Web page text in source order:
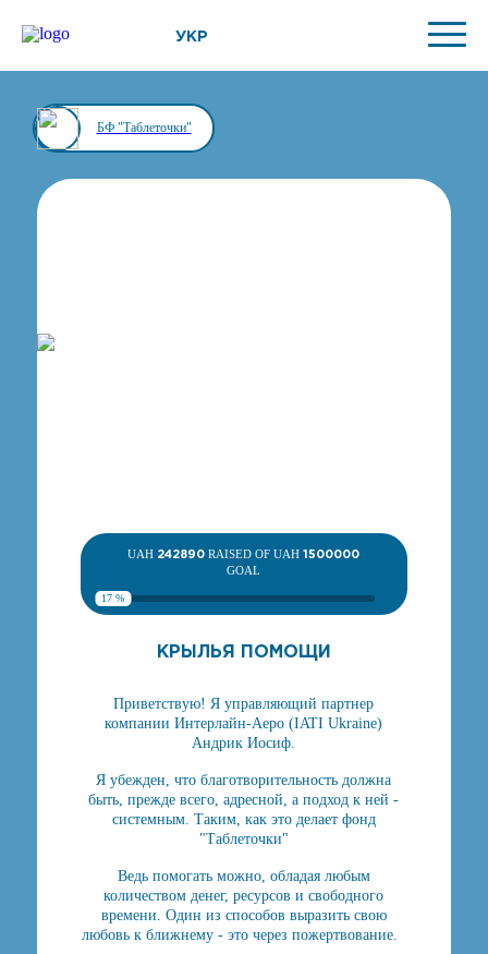
УКР
БФ "Таблеточки"
UAH 242890 RAISED OF UAH1500000
GOAL
17 %
КРЫЛЬЯ ПОМОЩИ
Приветствую! Я управляющий партнер
компании Интерлайн-Аеро (IATI Ukraine)
Андрик Иосиф.
Я убежден, что благотворительность должна
быть, прежде всего, адресной, а подход к ней -
системным. Таким, как это делает фонд
"Таблеточки"
Ведь помогать можно, обладая любым
количеством денег, ресурсов и свободного
времени. Один из способов выразить свою
любовь к ближнему - это через пожертвование.